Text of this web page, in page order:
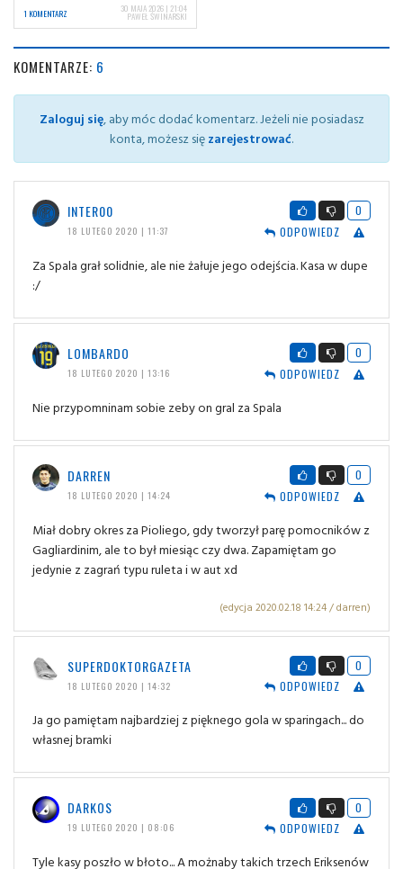
1 KOMENTARZ 30 MAJA 2026 | 21:04
PAWEŁ ŚWINARSKI
KOMENTARZE: 6
Zaloguj się, aby móc dodać komentarz. Jeżeli nie posiadasz
konta, możesz sięzarejestrować.
INTER00
18 LUTEGO 2020 | 11:37
0
ODPOWIEDZ
Za Spala grał solidnie, ale nie żałuje jego odejścia. Kasa w dupe
:/
LOMBARDO
18 LUTEGO 2020 | 13:16
0
ODPOWIEDZ
Nie przypomninam sobie zeby on gral za Spala
DARREN
18 LUTEGO 2020 | 14:24
0
ODPOWIEDZ
Miał dobry okres za Pioliego, gdy tworzył parę pomocników z
Gagliardinim, ale to był miesiąc czy dwa. Zapamiętam go
jedynie z zagrań typu ruleta i w aut xd
(edycja 2020.02.18 14:24 / darren)
SUPERDOKTORGAZETA
18 LUTEGO 2020 | 14:32
0
ODPOWIEDZ
Ja go pamiętam najbardziej z pięknego gola w sparingach... do
własnej bramki
DARKOS
19 LUTEGO 2020 | 08:06
0
ODPOWIEDZ
Tyle kasy poszło w błoto... A możnaby takich trzech Eriksenów